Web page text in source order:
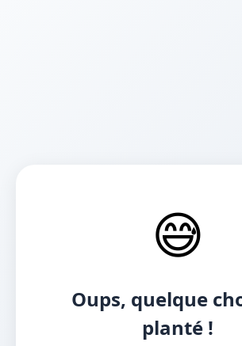
😅
Oups, quelque
planté !